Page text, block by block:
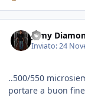
Jamy
Inviato:24
..500/550
portare a buon